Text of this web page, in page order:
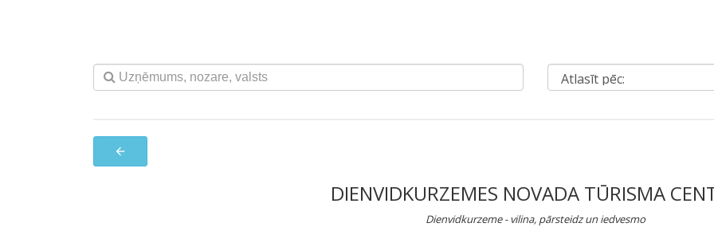
arrow_back
DIENVIDKURZEMES NOVADA TŪRISMA
Dienvidkurzeme - vilina, pārsteidz un iedvesmo